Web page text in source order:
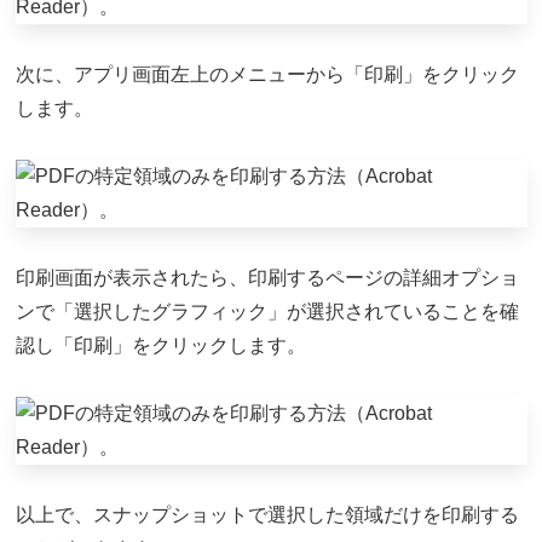
次に、アプリ画面左上のメニューから「印刷」をクリック
します。
印刷画面が表示されたら、印刷するページの詳細オプショ
ンで「選択したグラフィック」が選択されていることを確
認し「印刷」をクリックします。
以上で、スナップショットで選択した領域だけを印刷する